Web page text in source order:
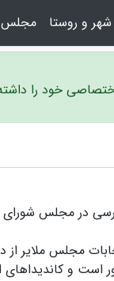
و روستا مجلس
خود را
واقع شده است. این حوزه دارای 2 صندلی یا کرسی
مجلس ملایر از
است و کاندیداهای